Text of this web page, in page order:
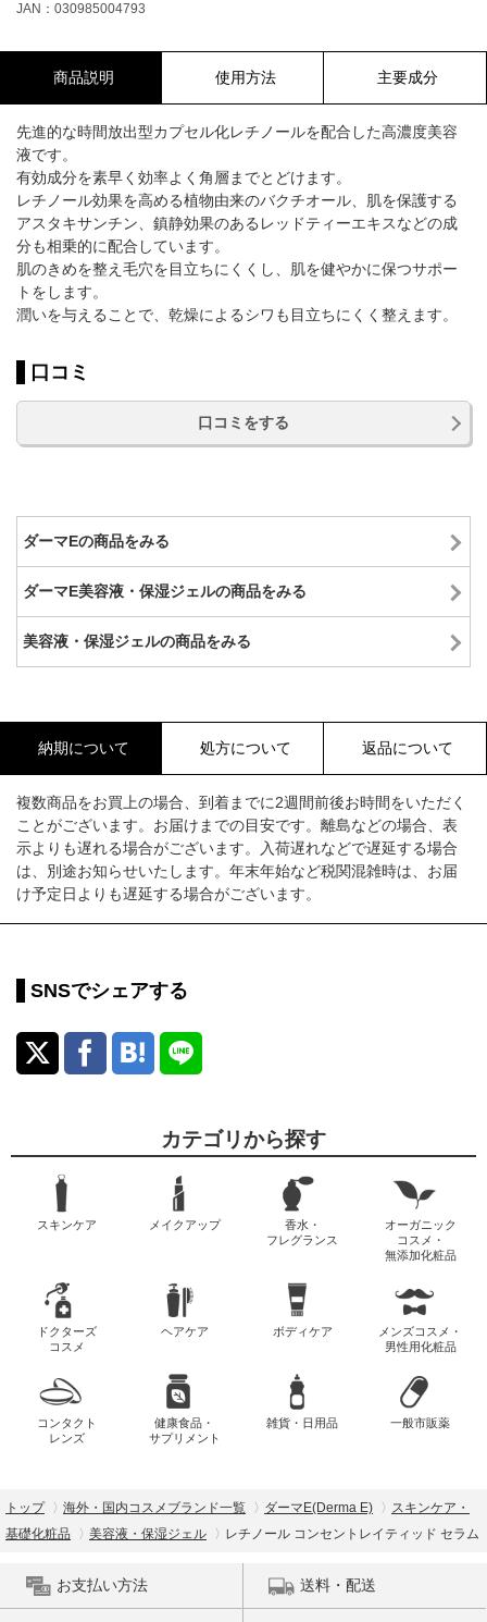
JAN：030985004793
商品説明 使用方法 主要成分
先進的な時間放出型カプセル化レチノールを配合した高濃度美容
液です。
有効成分を素早く効率よく角層までとどけます。
レチノール効果を高める植物由来のバクチオール、肌を保護する
アスタキサンチン、鎮静効果のあるレッドティーエキスなどの成
分も相乗的に配合しています。
肌のきめを整え毛穴を目立ちにくくし、肌を健やかに保つサポー
トをします。
潤いを与えることで、乾燥によるシワも目立ちにくく整えます。
口コミ
口コミをする
ダーマEの商品をみる
ダーマE美容液・保湿ジェルの商品をみる
美容液・保湿ジェルの商品をみる
納期について 処方について 返品について
複数商品をお買上の場合、到着までに2週間前後お時間をいただく
ことがございます。お届けまでの目安です。離島などの場合、表
示よりも遅れる場合がございます。入荷遅れなどで遅延する場合
は、別途お知らせいたします。年末年始など税関混雑時は、お届
け予定日よりも遅延する場合がございます。
SNSでシェアする
カテゴリから探す
スキンケア メイクアップ
香水・
フレグランス
オーガニック
コスメ・
無添加化粧品
ドクターズ
コスメ
ヘアケア ボディケア
メンズコスメ・
男性用化粧品
コンタクト
レンズ
健康食品・
サプリメント
雑貨・日用品 一般市販薬
トップ 海外・国内コスメブランド一覧 ダーマE(Derma E)
スキンケア・
基礎化粧品
美容液・保湿ジェル レチノール コンセントレイティッド セラム
お支払い方法 送料・配送